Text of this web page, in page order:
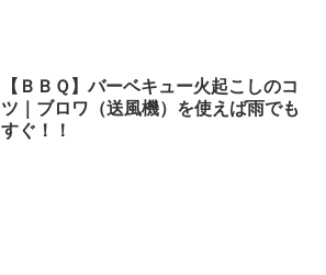
【ＢＢＱ】バーベキュー火起こしのコ
ツ｜ブロワ（送風機）を使えば雨でも
すぐ！！